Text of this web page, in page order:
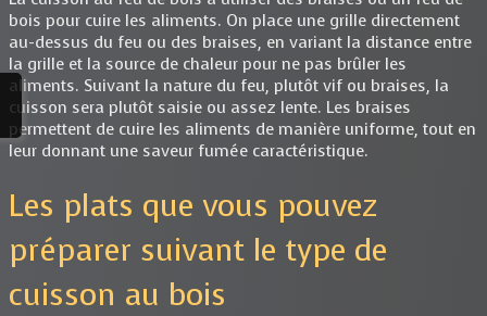
bois pour cuire les aliments. On place une grille directement
au-dessus du feu ou des braises, en variant la distance entre
la grille et la source de chaleur pour ne pas brûler les
aliments. Suivant la nature du feu, plutôt vif ou braises, la
cuisson sera plutôt saisie ou assez lente. Les braises
permettent de cuire les aliments de manière uniforme, tout en
leur donnant une saveur fumée caractéristique.
Les plats que vous pouvez
préparer suivant le type de
cuisson au bois